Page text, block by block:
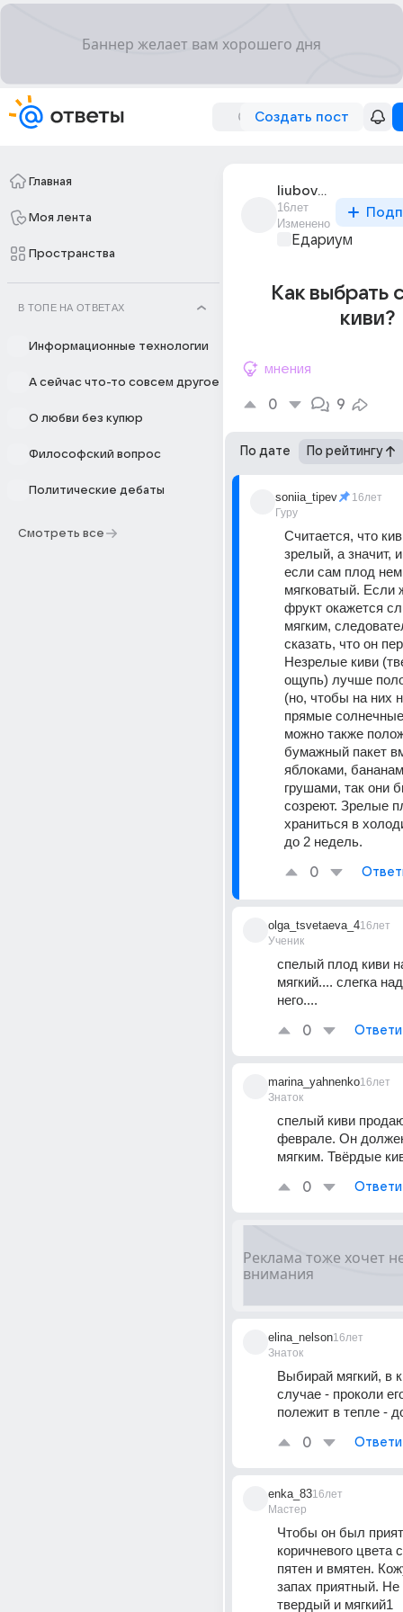
Создать пост
Главная
Моя лента
Пространства
В ТОПЕ НА ОТВЕТАХ
Информационные технологии
А сейчас что-то совсем другое
О любви без купюр
Философский вопрос
Политические дебаты
Смотреть все
liubov_shornikova
16лет
Изменено
Едариум
Как выбрать
киви?
мнения
0 9
По дате По рейтингу
soniia_tipev
Гуру
16лет
Считается, что
зрелый, а значит,
если сам плод
мягковатый. Если
фрукт окажется
мягким,
сказать, что он
Незрелые киви
ощупь) лучше
(но, чтобы на них
прямые
можно также
бумажный пакет
яблоками,
грушами, так они
созреют. Зрелые
храниться в
до 2 недель.
0
olga_tsvetaeva_4
Ученик
16лет
спелый плод киви
мягкий.... слегка
него....
0
marina_yahnenko
Знаток
16лет
спелый киви
феврале. Он
мягким. Твёрдые
0
elina_nelson
Знаток
16лет
Выбирай мягкий, в
случае - проколи
полежит в тепле -
0
enka_83
Мастер
16лет
Чтобы он был
коричневого цвета
пятен и вмятен.
запах приятный. Не
твердый и мягкий1